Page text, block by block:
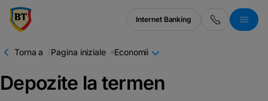
latinești
кириллица
Internet Banking
Torna a Pagina iniziale Economii
Depozite la termen